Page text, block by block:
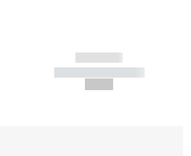
------------
----------- -----------